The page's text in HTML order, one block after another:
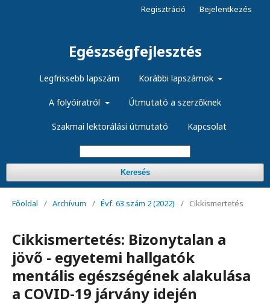
Egészségfejlesztés
Legfrissebb lapszám Korábbi lapszámok
A folyóiratról Útmutató a szerzőknek
Szakmai lektorálási útmutató Kapcsolat
Keresés
Regisztráció Bejelentkezés
Főoldal / Archívum / Évf. 63 szám 2 (2022) / Cikkismertetés
Cikkismertetés: Bizonytalan a
jövő - egyetemi hallgatók
mentális egészségének alakulása
a COVID-19 járvány idején